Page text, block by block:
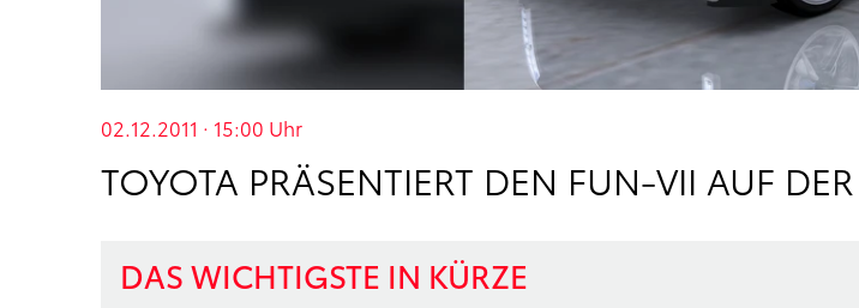
02.12.2011 · 15:00 Uhr
TOYOTA PRÄSENTIERT DEN FUN-VII AUF
DAS WICHTIGSTE IN KÜRZE